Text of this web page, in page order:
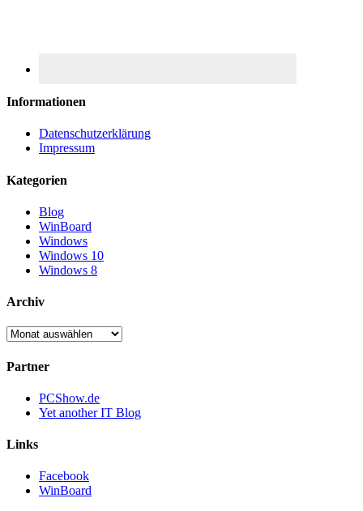
Informationen
Datenschutzerklärung
Impressum
Kategorien
Blog
WinBoard
Windows
Windows 10
Windows 8
Archiv
Archiv
Partner
PCShow.de
Yet another IT Blog
Links
Facebook
WinBoard